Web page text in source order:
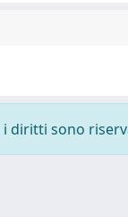
sono